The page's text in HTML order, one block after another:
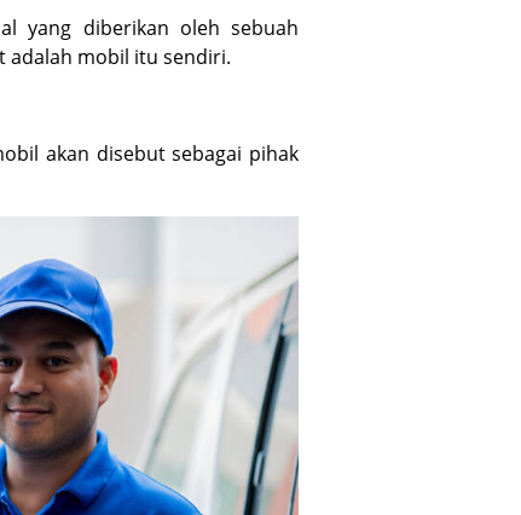
yang diberikan oleh sebuah
adalah mobil itu sendiri.
akan disebut sebagai pihak